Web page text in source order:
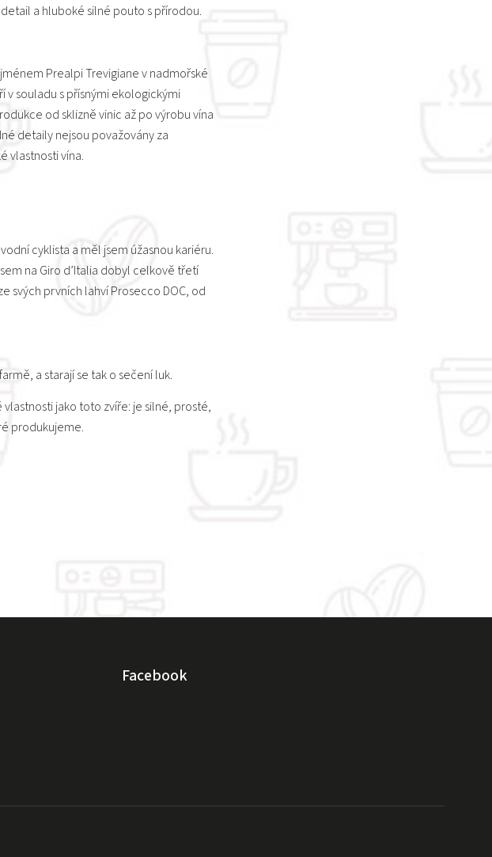
a hluboké silné pouto s přírodou.
Prealpi Trevigiane v nadmořské
v souladu s přísnými ekologickými
od sklizně vinic až po výrobu vína
detaily nejsou považovány za
vlastnosti vína.
cyklista a měl jsem úžasnou kariéru.
na Giro d’Italia dobyl celkově třetí
svých prvních lahví Prosecco DOC, od
a starají se tak o sečení luk.
jako toto zvíře: je silné, prosté,
produkujeme.
Facebook